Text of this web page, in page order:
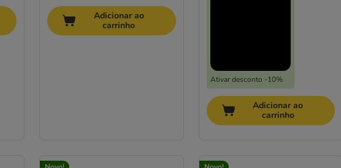
Adicionar ao
carrinho
Ativar desconto -10%
Adicionar ao
carrinho